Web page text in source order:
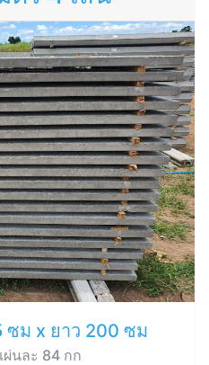
ซม x ยาว 200 ซม
ผ่นละ 84 กก